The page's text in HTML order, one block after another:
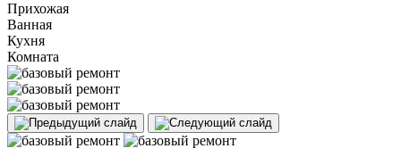
Прихожая
Ванная
Кухня
Комната